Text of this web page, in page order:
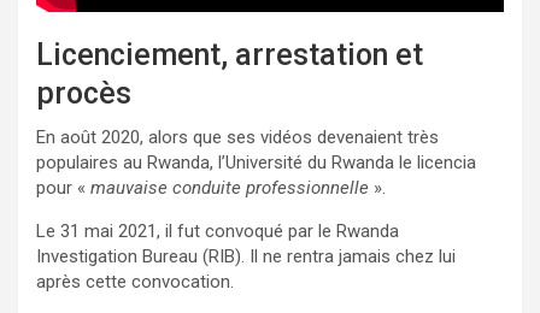
Licenciement, arrestation et
procès
En août 2020, alors que ses vidéos devenaient très
populaires au Rwanda, l’Université du Rwanda le licencia
pour « mauvaise conduite professionnelle ».
Le 31 mai 2021, il fut convoqué par le Rwanda
Investigation Bureau (RIB). Il ne rentra jamais chez lui
après cette convocation.